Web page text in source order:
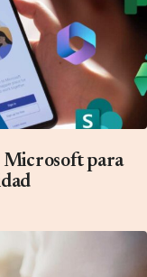
Microsoft para